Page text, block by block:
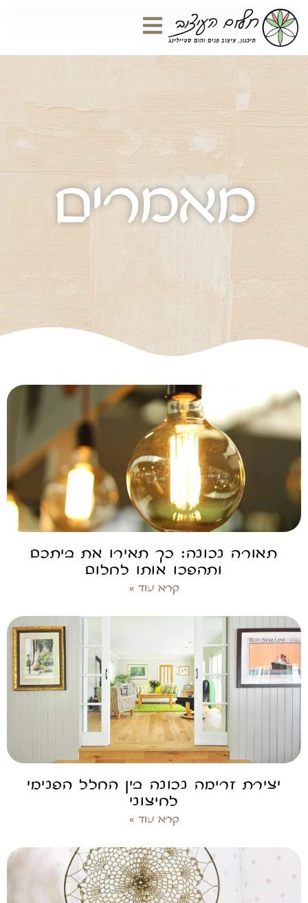
מאמרים
תאורה נכונה: כך תאירו את ביתכם
ותהפכו אותו לחלום
קרא עוד »
יצירת זרימה נכונה בין החלל הפנימי
לחיצוני
קרא עוד »